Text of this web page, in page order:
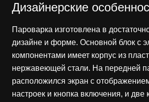
Дизайнерские
Пароварка изготовлена в
дизайне и форме. Основной блок с
компонентами имеет корпус из
нержавеющей стали. На передней
расположился экран с
настроек и кнопка включения, и две